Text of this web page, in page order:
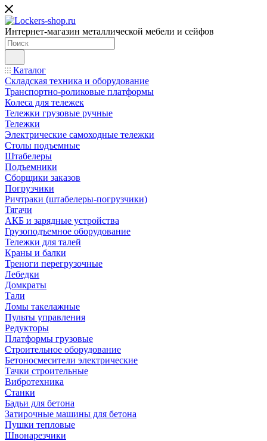
Интернет-магазин металлической мебели и сейфов
Каталог
Складская техника и оборудование
Транспортно-роликовые платформы
Колеса для тележек
Тележки грузовые ручные
Тележки
Электрические самоходные тележки
Столы подъемные
Штабелеры
Подъемники
Сборщики заказов
Погрузчики
Ричтраки (штабелеры-погрузчики)
Тягачи
АКБ и зарядные устройства
Грузоподъемное оборудование
Тележки для талей
Краны и балки
Треноги перегрузочные
Лебедки
Домкраты
Тали
Ломы такелажные
Пульты управления
Редукторы
Платформы грузовые
Строительное оборудование
Бетоносмесители электрические
Тачки строительные
Вибротехника
Станки
Бадьи для бетона
Затирочные машины для бетона
Пушки тепловые
Швонарезчики